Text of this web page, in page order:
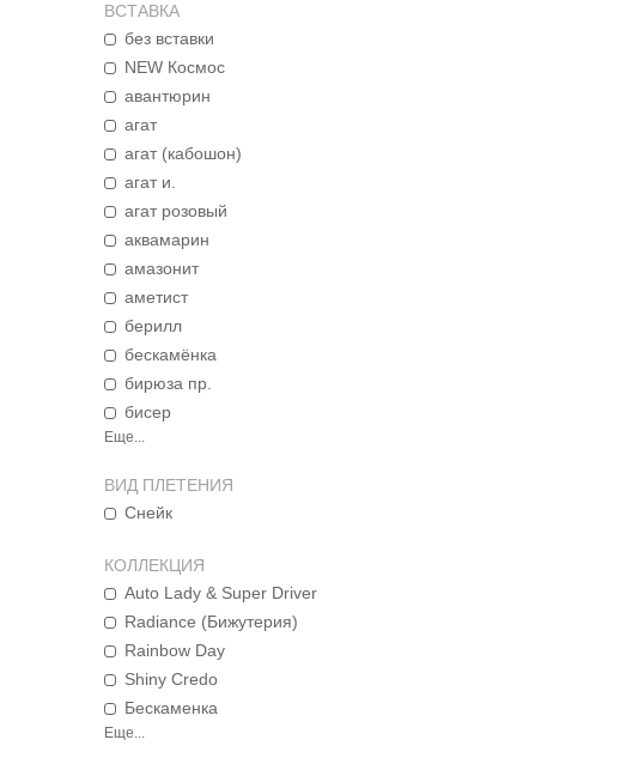
ВСТАВКА
без вставки
NEW Космос
авантюрин
агат
агат (кабошон)
агат и.
агат розовый
аквамарин
амазонит
аметист
берилл
бескамёнка
бирюза пр.
бисер
Еще...
ВИД ПЛЕТЕНИЯ
Снейк
КОЛЛЕКЦИЯ
Auto Lady & Super Driver
Radiance (Бижутерия)
Rainbow Day
Shiny Credo
Бескаменка
Еще...